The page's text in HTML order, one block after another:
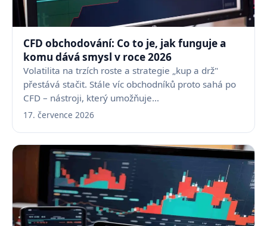
CFD obchodování: Co to je, jak funguje a
komu dává smysl v roce 2026
Volatilita na trzích roste a strategie „kup a drž"
přestává stačit. Stále víc obchodníků proto sahá po
CFD – nástroji, který umožňuje…
17. července 2026